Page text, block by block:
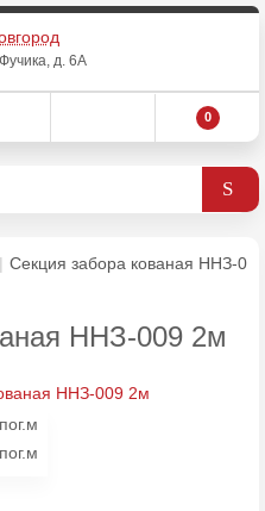
д. 6А
0
Секция забора кованая ННЗ-
ННЗ-009 2м